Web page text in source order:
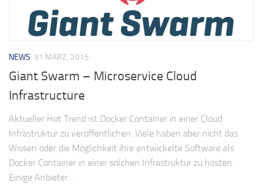
NEWS 31 MÄRZ, 2015
Giant Swarm – Microservice Cloud
Infrastructure
Aktueller Hot Trend ist Docker Container in einer Cloud
Infrastruktur zu veröffentlichen. Viele haben aber nicht das
Wissen oder die Möglichkeit ihre entwickelte Software als
Docker Container in einer solchen Infrastruktur zu hosten.
Einige Anbieter...